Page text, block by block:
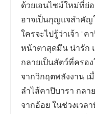
ด้วยเอนไซม์ใหม่ที่ย่
อาจเป็นกุญแจสำคั
ใครจะไปรู้ว่าเจ้า “
หน้าตาสุดมึน น่ารัก
กลายเป็นสัตว์ที่ครอ
จากวิกฤตพลังงาน
ลำไส้คาปิบารา กลา
จากอ้อย ในช่วงเวล